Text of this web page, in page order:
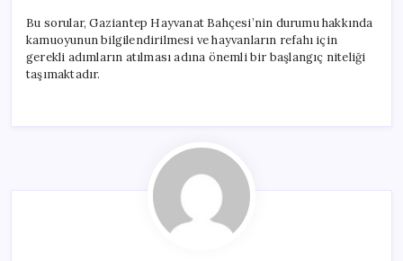
Bu sorular, Gaziantep Hayvanat Bahçesi’nin durumu hakkında
kamuoyunun bilgilendirilmesi ve hayvanların refahı için
gerekli adımların atılması adına önemli bir başlangıç niteliği
taşımaktadır.